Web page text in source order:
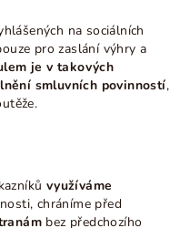
na sociálních
pro zaslání výhry a
je v takových
smluvních povinností,
využíváme
chráníme před
bez předchozího